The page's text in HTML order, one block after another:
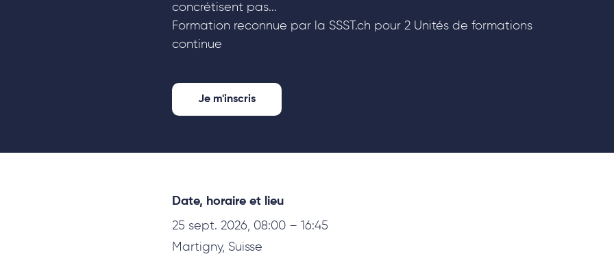
concrétisent pas...
Formation reconnue par la SSST.ch pour 2 Unités de formations
continue
Je m'inscris
Date, horaire et lieu
25 sept. 2026, 08:00 – 16:45
Martigny, Suisse